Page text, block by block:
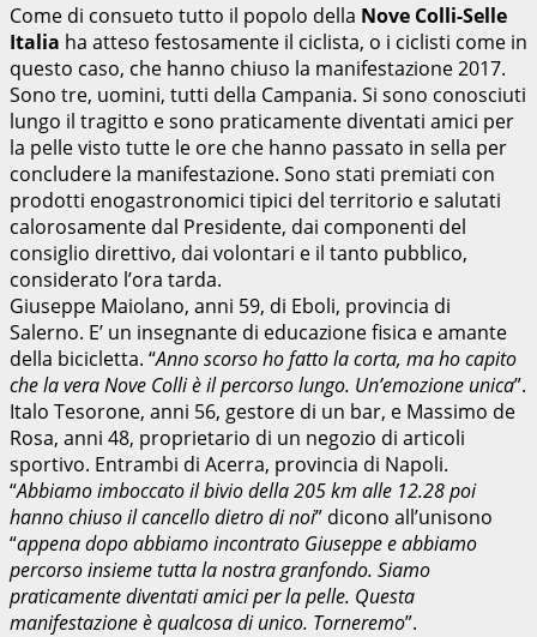
Come di consueto tutto il popolo della Nove Colli-Selle
Italia ha atteso festosamente il ciclista, o i ciclisti come in
questo caso, che hanno chiuso la manifestazione 2017.
Sono tre, uomini, tutti della Campania. Si sono conosciuti
lungo il tragitto e sono praticamente diventati amici per
la pelle visto tutte le ore che hanno passato in sella per
concludere la manifestazione. Sono stati premiati con
prodotti enogastronomici tipici del territorio e salutati
calorosamente dal Presidente, dai componenti del
consiglio direttivo, dai volontari e il tanto pubblico,
considerato l’ora tarda.
Giuseppe Maiolano, anni 59, di Eboli, provincia di
Salerno. E’ un insegnante di educazione fisica e amante
della bicicletta. “Anno scorso ho fatto la corta, ma ho capito
che la vera Nove Colli è il percorso lungo. Un’emozione unica”.
Italo Tesorone, anni 56, gestore di un bar, e Massimo de
Rosa, anni 48, proprietario di un negozio di articoli
sportivo. Entrambi di Acerra, provincia di Napoli.
“Abbiamo imboccato il bivio della 205 km alle 12.28 poi
hanno chiuso il cancello dietro di noi” dicono all’unisono
“appena dopo abbiamo incontrato Giuseppe e abbiamo
percorso insieme tutta la nostra granfondo. Siamo
praticamente diventati amici per la pelle. Questa
manifestazione è qualcosa di unico. Torneremo”.